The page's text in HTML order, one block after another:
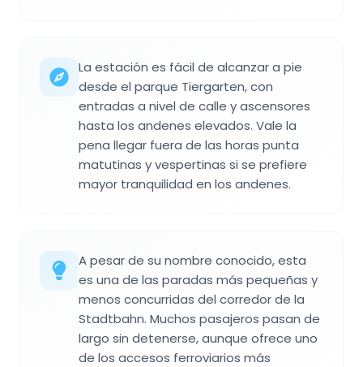
La estación es fácil de alcanzar a pie
desde el parque Tiergarten, con
entradas a nivel de calle y ascensores
hasta los andenes elevados. Vale la
pena llegar fuera de las horas punta
matutinas y vespertinas si se prefiere
mayor tranquilidad en los andenes.
A pesar de su nombre conocido, esta
es una de las paradas más pequeñas y
menos concurridas del corredor de la
Stadtbahn. Muchos pasajeros pasan de
largo sin detenerse, aunque ofrece uno
de los accesos ferroviarios más